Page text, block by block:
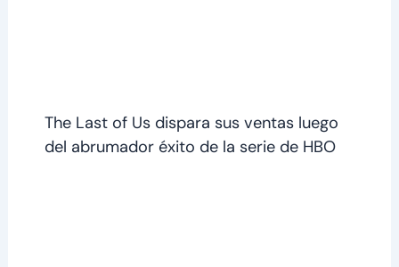
The Last of Us dispara sus ventas luego
del abrumador éxito de la serie de HBO